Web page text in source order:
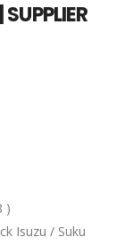
)
Isuzu / Suku